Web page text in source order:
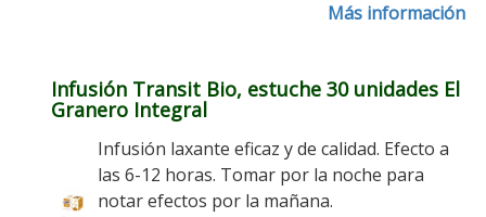
Más información
Infusión Transit Bio, estuche 30 unidades El
Granero Integral
Infusión laxante eficaz y de calidad. Efecto a
las 6-12 horas. Tomar por la noche para
notar efectos por la mañana.